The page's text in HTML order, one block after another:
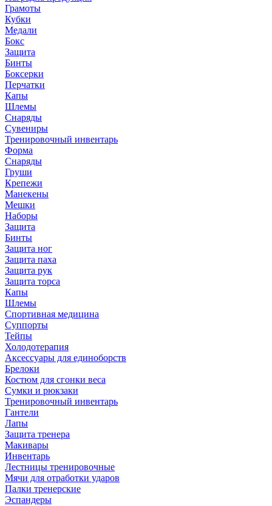
Грамоты
Кубки
Медали
Бокс
Защита
Бинты
Боксерки
Перчатки
Капы
Шлемы
Снаряды
Сувениры
Тренировочный инвентарь
Форма
Снаряды
Груши
Крепежи
Манекены
Мешки
Наборы
Защита
Бинты
Защита ног
Защита паха
Защита рук
Защита торса
Капы
Шлемы
Спортивная медицина
Суппорты
Тейпы
Холодотерапия
Аксессуары для единоборств
Брелоки
Костюм для сгонки веса
Сумки и рюкзаки
Тренировочный инвентарь
Гантели
Лапы
Защита тренера
Макивары
Инвентарь
Лестницы тренировочные
Мячи для отработки ударов
Палки тренерские
Эспандеры